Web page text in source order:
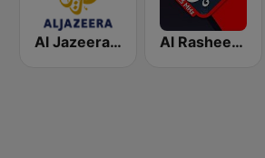
Al Jazeera Arabic (قناة الجزيرة) Al Rasheed Radio - Anbar